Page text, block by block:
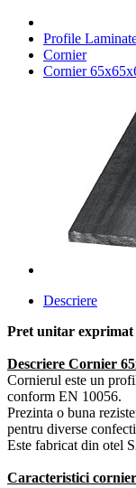
Profile
Cornier
Cornier
Descriere
Pret unitar exprimat
Descriere Cornier
Cornierul este un
conform EN 10056.
Prezinta o buna
pentru diverse
Este fabricat din otel
Caracteristici c